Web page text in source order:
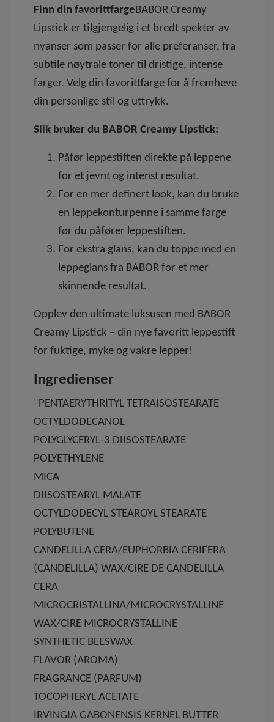
Finn din favorittfarge BABOR Creamy
Lipstick er tilgjengelig i et bredt spekter av
nyanser som passer for alle preferanser, fra
subtile nøytrale toner til dristige, intense
farger. Velg din favorittfarge for å fremheve
din personlige stil og uttrykk.
Slik bruker du BABOR Creamy Lipstick:
Påfør leppestiften direkte på leppene
for et jevnt og intenst resultat.
For en mer definert look, kan du bruke
en leppekonturpenne i samme farge
før du påfører leppestiften.
For ekstra glans, kan du toppe med en
leppeglans fra BABOR for et mer
skinnende resultat.
Opplev den ultimate luksusen med BABOR
Creamy Lipstick – din nye favoritt leppestift
for fuktige, myke og vakre lepper!
Ingredienser
"PENTAERYTHRITYL TETRAISOSTEARATE
OCTYLDODECANOL
POLYGLYCERYL-3 DIISOSTEARATE
POLYETHYLENE
MICA
DIISOSTEARYL MALATE
OCTYLDODECYL STEAROYL STEARATE
POLYBUTENE
CANDELILLA CERA/EUPHORBIA CERIFERA
(CANDELILLA) WAX/CIRE DE CANDELILLA
CERA
MICROCRISTALLINA/MICROCRYSTALLINE
WAX/CIRE MICROCRYSTALLINE
SYNTHETIC BEESWAX
FLAVOR (AROMA)
FRAGRANCE (PARFUM)
TOCOPHERYL ACETATE
IRVINGIA GABONENSIS KERNEL BUTTER